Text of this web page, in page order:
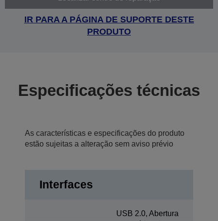
IR PARA A PÁGINA DE SUPORTE DESTE
PRODUTO
Especificações técnicas
As características e especificações do produto
estão sujeitas a alteração sem aviso prévio
Interfaces
USB 2.0, Abertura